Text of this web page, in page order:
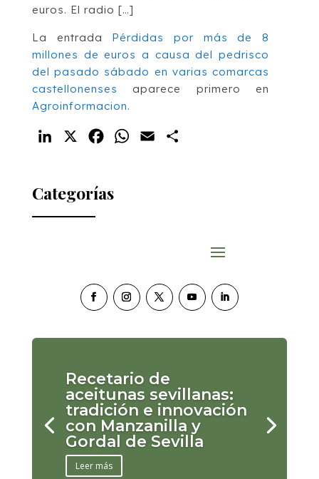
euros. El radio […]
La entrada Pérdidas por más de 8
millones de euros a causa del pedrisco
del pasado sábado en varias comarcas
castellonenses aparece primero en
Agroinformacion.
LinkedIn FacebookWhatsApp
Email
Categorías
Recetario de
aceitunas sevillanas:
tradición e innovación
con Manzanilla y
Gordal de Sevilla
Leer más